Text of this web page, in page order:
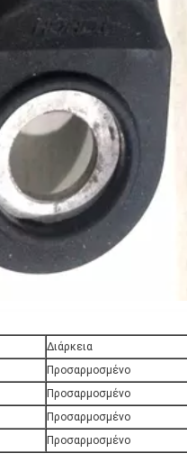
Διάρκεια
Προσαρμοσμένο
Προσαρμοσμένο
Προσαρμοσμένο
Προσαρμοσμένο